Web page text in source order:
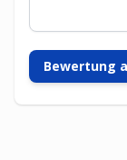
Bewertung